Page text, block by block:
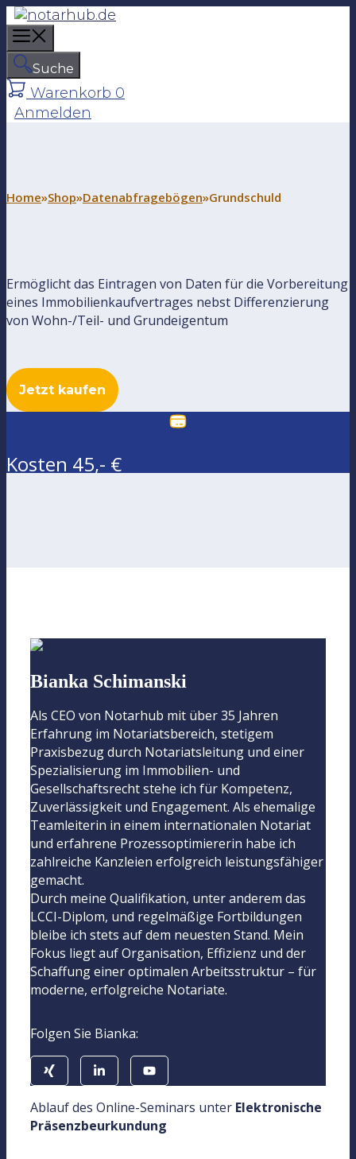
u
m
n
p
e
n
e
n
u
Suche
Warenkorb 0
Anmelden
Home»Shop»Datenabfragebögen»Grundschuld
Ermöglicht das Eintragen von Daten für die Vorbereitung
eines Immobilienkaufvertrages nebst Differenzierung
von Wohn-/Teil- und Grundeigentum
Jetzt kaufen
Kosten 45,- €
Bianka Schimanski
Als CEO von Notarhub mit über 35 Jahren
Erfahrung im Notariatsbereich, stetigem
Praxisbezug durch Notariatsleitung und einer
Spezialisierung im Immobilien- und
Gesellschaftsrecht stehe ich für Kompetenz,
Zuverlässigkeit und Engagement. Als ehemalige
Teamleiterin in einem internationalen Notariat
und erfahrene Prozessoptimiererin habe ich
zahlreiche Kanzleien erfolgreich leistungsfähiger
gemacht.
Durch meine Qualifikation, unter anderem das
LCCI-Diplom, und regelmäßige Fortbildungen
bleibe ich stets auf dem neuesten Stand. Mein
Fokus liegt auf Organisation, Effizienz und der
Schaffung einer optimalen Arbeitsstruktur – für
moderne, erfolgreiche Notariate.
Folgen Sie Bianka:
Ablauf des Online-Seminars unter Elektronische
Präsenzbeurkundung